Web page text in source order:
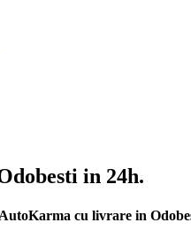
in 24h.
cu livrare in